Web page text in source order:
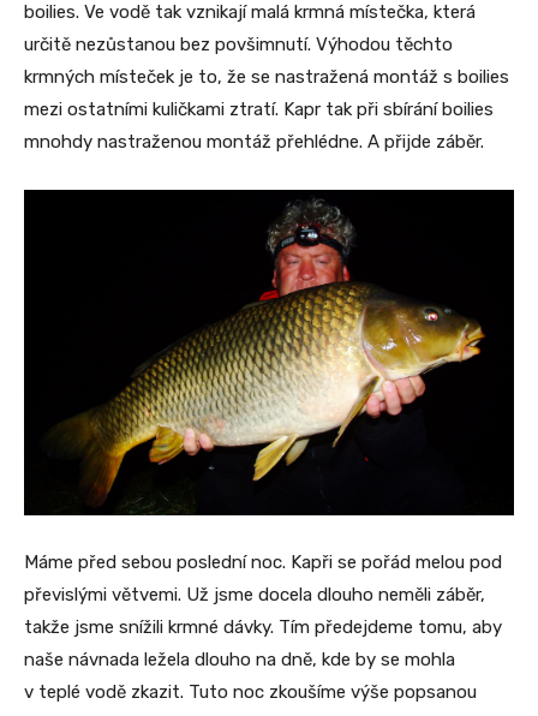
boilies. Ve vodě tak vznikají malá krmná místečka, která
určitě nezůstanou bez povšimnutí. Výhodou těchto
krmných místeček je to, že se nastražená montáž s boilies
mezi ostatními kuličkami ztratí. Kapr tak při sbírání boilies
mnohdy nastraženou montáž přehlédne. A přijde záběr.
Máme před sebou poslední noc. Kapři se pořád melou pod
převislými větvemi. Už jsme docela dlouho neměli záběr,
takže jsme snížili krmné dávky. Tím předejdeme tomu, aby
naše návnada ležela dlouho na dně, kde by se mohla
v teplé vodě zkazit. Tuto noc zkoušíme výše popsanou